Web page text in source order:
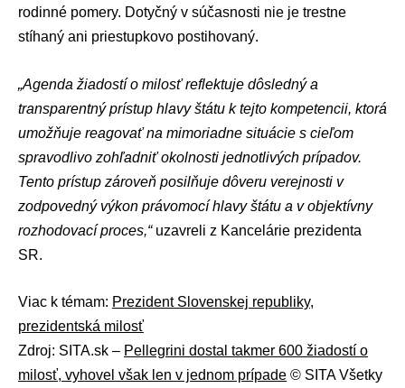
rodinné pomery. Dotyčný v súčasnosti nie je trestne
stíhaný ani priestupkovo postihovaný.
„Agenda žiadostí o milosť reflektuje dôsledný a
transparentný prístup hlavy štátu k tejto kompetencii, ktorá
umožňuje reagovať na mimoriadne situácie s cieľom
spravodlivo zohľadniť okolnosti jednotlivých prípadov.
Tento prístup zároveň posilňuje dôveru verejnosti v
zodpovedný výkon právomocí hlavy štátu a v objektívny
rozhodovací proces,“uzavreli z Kancelárie prezidenta
SR.
Viac k témam: Prezident Slovenskej republiky,
prezidentská milosť
Zdroj: SITA.sk – Pellegrini dostal takmer 600 žiadostí o
milosť, vyhovel však len v jednom prípade © SITA Všetky